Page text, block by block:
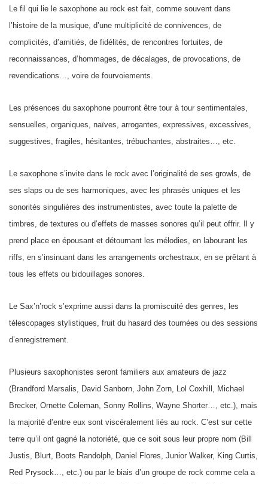
Le fil qui lie le saxophone au rock est fait, comme souvent dans
l’histoire de la musique, d’une multiplicité de connivences, de
complicités, d’amitiés, de fidélités, de rencontres fortuites, de
reconnaissances, d’hommages, de décalages, de provocations, de
revendications…, voire de fourvoiements.
Les présences du saxophone pourront être tour à tour sentimentales,
sensuelles, organiques, naïves, arrogantes, expressives, excessives,
suggestives, fragiles, hésitantes, trébuchantes, abstraites…, etc.
Le saxophone s’invite dans le rock avec l’originalité de ses growls, de
ses slaps ou de ses harmoniques, avec les phrasés uniques et les
sonorités singulières des instrumentistes, avec toute la palette de
timbres, de textures ou d’effets de masses sonores qu’il peut offrir. Il y
prend place en épousant et détournant les mélodies, en labourant les
riffs, en s’insinuant dans les arrangements orchestraux, en se prêtant à
tous les effets ou bidouillages sonores.
Le Sax’n’rock s’exprime aussi dans la promiscuité des genres, les
télescopages stylistiques, fruit du hasard des tournées ou des sessions
d’enregistrement.
Plusieurs saxophonistes seront familiers aux amateurs de jazz
(Brandford Marsalis, David Sanborn, John Zorn, Lol Coxhill, Michael
Brecker, Ornette Coleman, Sonny Rollins, Wayne Shorter…, etc.), mais
la majorité d’entre eux sont viscéralement liés au rock. C’est sur cette
terre qu’il ont gagné la notoriété, que ce soit sous leur propre nom (Bill
Justis, Blurt, Boots Randolph, Daniel Flores, Junior Walker, King Curtis,
Red Prysock…, etc.) ou par le biais d’un groupe de rock comme cela a